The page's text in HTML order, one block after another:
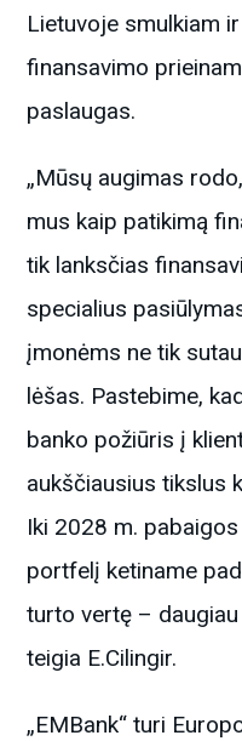
Lietuvoje smulkiam
finansavimo
paslaugas.
„Mūsų augimas
mus kaip patikimą
tik lanksčias
specialius
įmonėms ne tik
lėšas. Pastebime,
banko požiūris į
aukščiausius tikslus
Iki 2028 m.
portfelį ketiname
turto vertę –
teigia E.Cilingir.
„EMBank“ turi